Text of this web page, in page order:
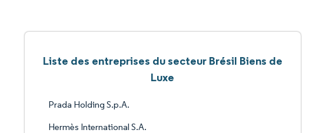
Liste des entreprises du secteur Brésil Biens de
Luxe
Prada Holding S.p.A.
Hermès International S.A.